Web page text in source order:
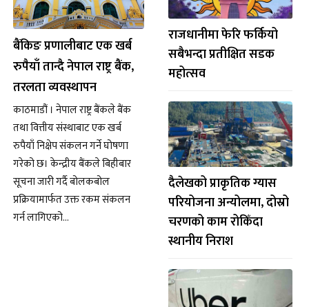
बैंकिङ प्रणालीबाट एक खर्ब
रुपैयाँ तान्दै नेपाल राष्ट्र बैंक,
तरलता व्यवस्थापन
काठमाडौं । नेपाल राष्ट्र बैंकले बैंक
तथा वित्तीय संस्थाबाट एक खर्ब
रुपैयाँ निक्षेप संकलन गर्ने घोषणा
गरेको छ। केन्द्रीय बैंकले बिहीबार
सूचना जारी गर्दै बोलकबोल
प्रक्रियामार्फत उक्त रकम संकलन
गर्न लागिएको…
राजधानीमा फेरि फर्कियो
सबैभन्दा प्रतीक्षित सडक
महोत्सव
दैलेखको प्राकृतिक ग्यास
परियोजना अन्योलमा, दोस्रो
चरणको काम रोकिँदा
स्थानीय निराश